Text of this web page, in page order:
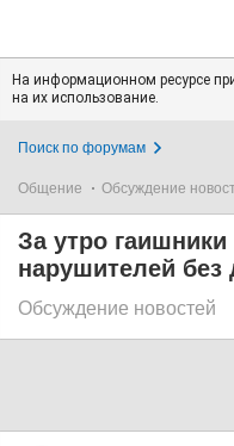
На информационном ресурсе
на их использование.
Поиск по форумам
Общение Обсуждение
За утро
нарушителей без
Обсуждение новостей